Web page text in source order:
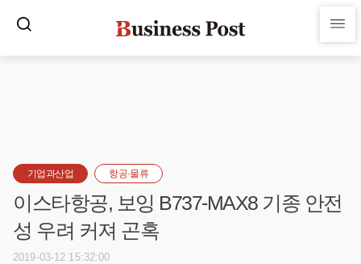
기업과산업 항공·물류
이스타항공, 보잉 B737-MAX8 기종 안전
성 우려 커져 곤혹
2019-03-12 15:32:00